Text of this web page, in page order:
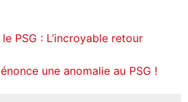
PSG : L’incroyable retour
une anomalie au PSG !